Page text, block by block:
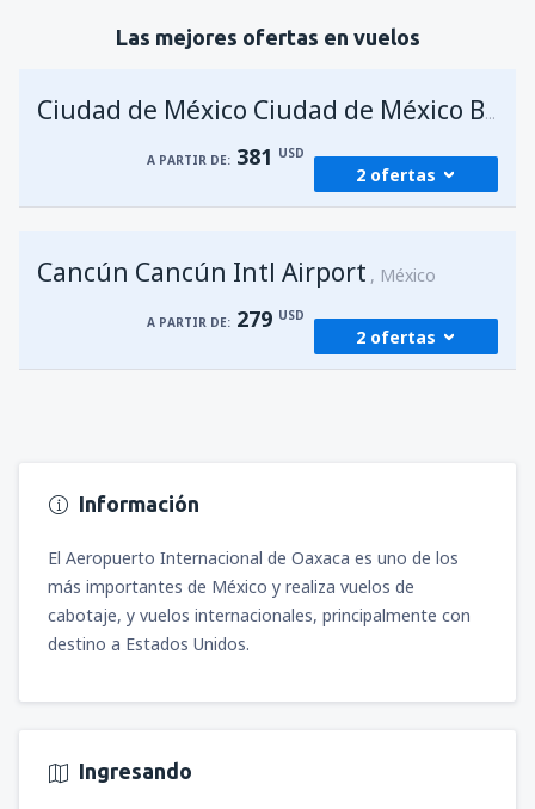
Las mejores ofertas en vuelos
Ciudad de México Ciudad de México Benito Juárez
A PARTIR DE: 381 USD
2 ofertas
A PARTIR DE: 381 USD
Medellín, José María Córdova (MDE)
A PARTIR DE: 414USD
Cancún Cancún Intl Airport México
A PARTIR DE: 279 USD
2 ofertas
desdeBogotá, El Dorado
Información
El Aeropuerto Internacional de Oaxaca es uno de los
más importantes de México y realiza vuelos de
cabotaje, y vuelos internacionales, principalmente con
destino a Estados Unidos.
Ingresando